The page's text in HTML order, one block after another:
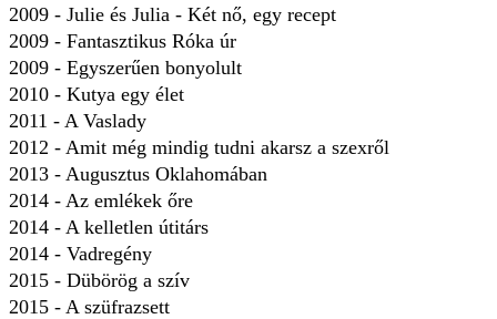
2009 - Julie és Julia - Két nő, egy recept
2009 - Fantasztikus Róka úr
2009 - Egyszerűen bonyolult
2010 - Kutya egy élet
2011 - A Vaslady
2012 - Amit még mindig tudni akarsz a szexről
2013 - Augusztus Oklahomában
2014 - Az emlékek őre
2014 - A kelletlen útitárs
2014 - Vadregény
2015 - Dübörög a szív
2015 - A szüfrazsett